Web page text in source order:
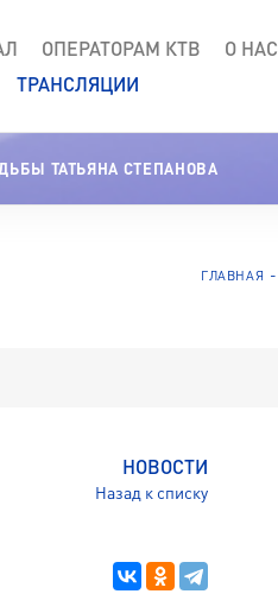
ОПЕРАТОРАМ КТВ
О НАС
ТРАНСЛЯЦИИ
ТАТЬЯНА СТЕПАНОВА
ГЛАВНАЯ
НОВОСТИ
Назад к списку